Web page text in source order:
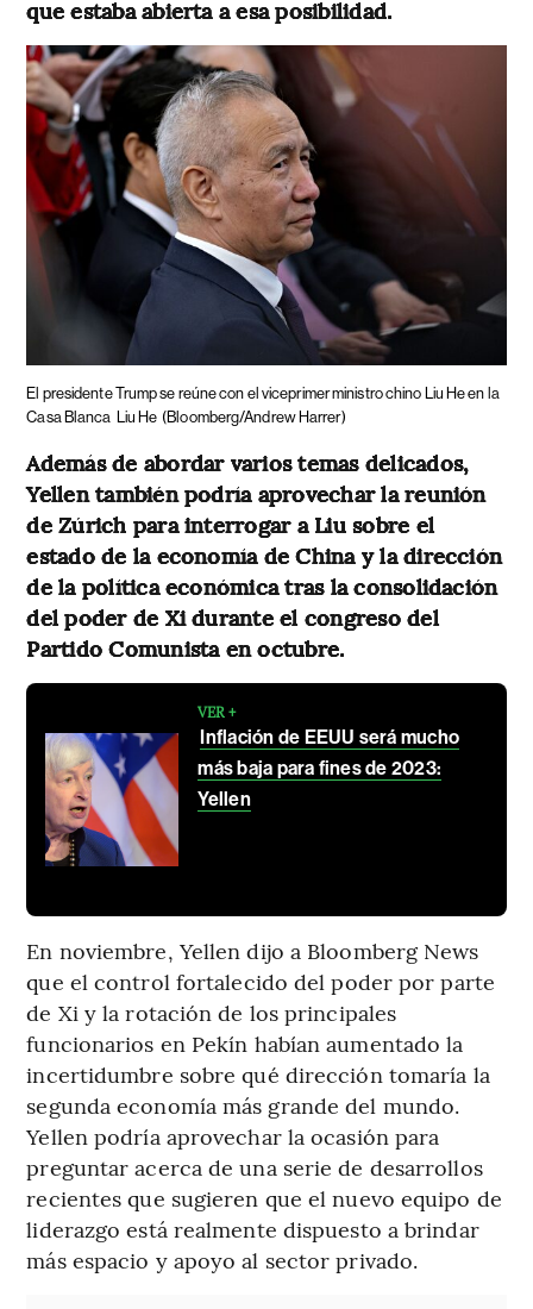
que estaba abierta a esa posibilidad.
El presidente Trump se reúne con el viceprimer ministro chino Liu He en la
Casa Blanca
Liu He (Bloomberg/Andrew Harrer)
Además de abordar varios temas delicados,
Yellen también podría aprovechar la reunión
de Zúrich para interrogar a Liu sobre el
estado de la economía de China y la dirección
de la política económica tras la consolidación
del poder de Xi durante el congreso del
Partido Comunista en octubre.
VER +
Inflación de EEUU será mucho
más baja para fines de 2023:
Yellen
En noviembre, Yellen dijo a Bloomberg News
que el control fortalecido del poder por parte
de Xi y la rotación de los principales
funcionarios en Pekín habían aumentado la
incertidumbre sobre qué dirección tomaría la
segunda economía más grande del mundo.
Yellen podría aprovechar la ocasión para
preguntar acerca de una serie de desarrollos
recientes que sugieren que el nuevo equipo de
liderazgo está realmente dispuesto a brindar
más espacio y apoyo al sector privado.